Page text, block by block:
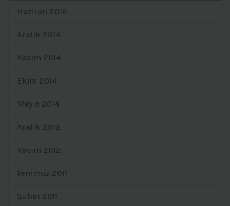
Haziran 2016
Aralık 2014
Kasım 2014
Ekim 2014
Mayıs 2014
Aralık 2012
Kasım 2012
Temmuz 2011
Şubat 2011